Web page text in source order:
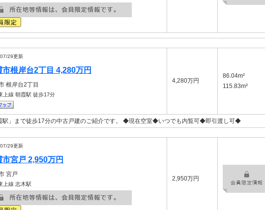
29更新
市根岸台2丁目 4,280万円
根岸台2丁目
上線 朝霞駅 徒歩17分
4,280万円
86.04m²
115.83m²
」まで徒歩17分の中古戸建のご紹介です。 ◆現在空室◆いつでも内覧可◆即引渡し可◆
29更新
市宮戸 2,950万円
宮戸
上線 志木駅
2,950万円